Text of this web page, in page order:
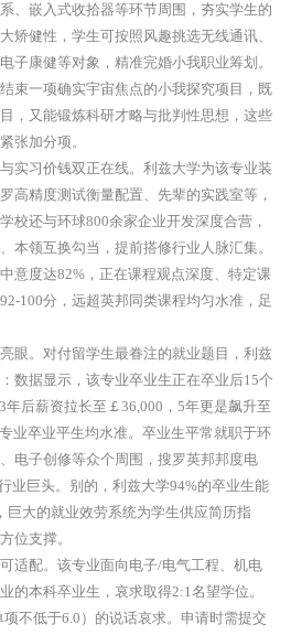
、嵌入式收拾器等环节周围，夯实学生的
矫健性，学生可按照风趣挑选无线通讯、
子康健等对象，精准完婚小我职业筹划。
束一项确实宇宙焦点的小我探究项目，既
，又能锻炼科研才略与批判性思想，这些
张加分项。
习价钱双正在线。利兹大学为该专业装
高精度测试衡量配置、先辈的实践室等，
校还与环球800余家企业开发深度合营，
本领互换勾当，提前搭修行业人脉汇集。
意度达82%，正在课程观点深度、特定课
100分，远超英邦同类课程均匀水准，足
。对付留学生最眷注的就业题目，利兹
数据显示，该专业卒业生正在卒业后15个
年后薪资拉长至￡36,000，5年更是飙升至
业卒业平生均水准。卒业生平常就职于环
电子创修等众个周围，搜罗英邦邦度电
业巨头。别的，利兹大学94%的卒业生能
巨大的就业效劳系统为学生供应简历指
位支撑。
配。该专业面向电子/电气工程、机电
的本科卒业生，哀求取得2:1名望学位。
不低于6.0）的说话哀求。申请时需提交